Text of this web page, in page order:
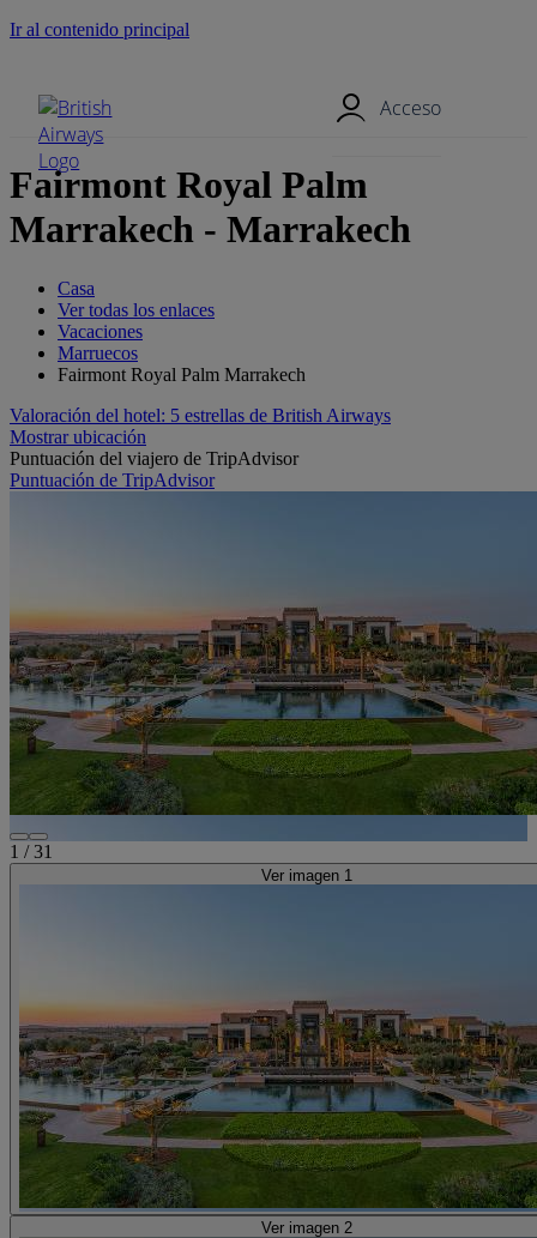
Ir al contenido principal
Acceso
Fairmont Royal Palm
Marrakech - Marrakech
Casa
Ver todas los enlaces
Vacaciones
Marruecos
Fairmont Royal Palm Marrakech
Valoración del hotel: 5 estrellas de British Airways
Mostrar ubicación
Puntuación del viajero de TripAdvisor
Puntuación de TripAdvisor
1 /31
Ver imagen 1
Ver imagen 2